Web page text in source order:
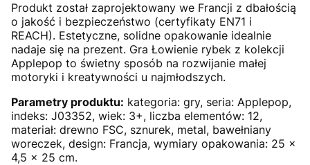
Produkt został zaprojektowany we Francji z dbałością
o jakość i bezpieczeństwo (certyfikaty EN71 i
REACH). Estetyczne, solidne opakowanie idealnie
nadaje się na prezent. Gra Łowienie rybek z kolekcji
Applepop to świetny sposób na rozwijanie małej
motoryki i kreatywności u najmłodszych.
Parametry produktu: kategoria: gry, seria: Applepop,
indeks: J03352, wiek: 3+, liczba elementów: 12,
materiał: drewno FSC, sznurek, metal, bawełniany
woreczek, design: Francja, wymiary opakowania: 25 x
4,5 x 25 cm.